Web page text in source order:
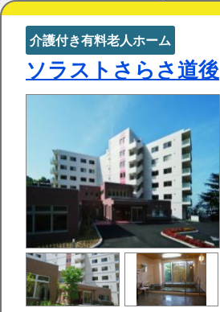
介護付き有料老人ホーム
ソラストさらさ道後